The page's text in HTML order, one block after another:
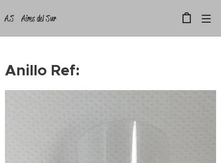
A.S Aires del Sur
Anillo Ref: